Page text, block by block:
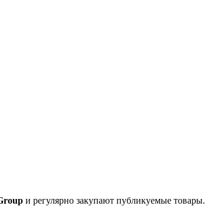
и регулярно закупают публикуемые товары.